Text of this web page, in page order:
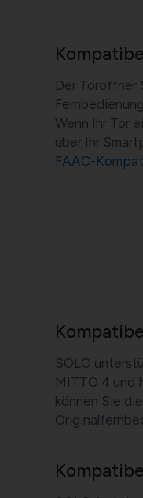
Der Toröffner
Wenn Ihr Tor
über Ihr
FAAC-
SOLO
MITTO 4 und
können Sie